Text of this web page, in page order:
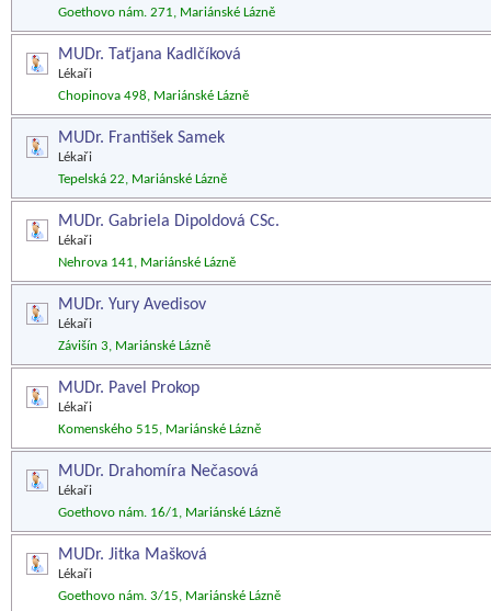
Goethovo nám. 271, Mariánské Lázně
MUDr. Taťjana Kadlčíková
Lékaři
Chopinova 498, Mariánské Lázně
MUDr. František Samek
Lékaři
Tepelská 22, Mariánské Lázně
MUDr. Gabriela Dipoldová CSc.
Lékaři
Nehrova 141, Mariánské Lázně
MUDr. Yury Avedisov
Lékaři
Závišín 3, Mariánské Lázně
MUDr. Pavel Prokop
Lékaři
Komenského 515, Mariánské Lázně
MUDr. Drahomíra Nečasová
Lékaři
Goethovo nám. 16/1, Mariánské Lázně
MUDr. Jitka Mašková
Lékaři
Goethovo nám. 3/15, Mariánské Lázně